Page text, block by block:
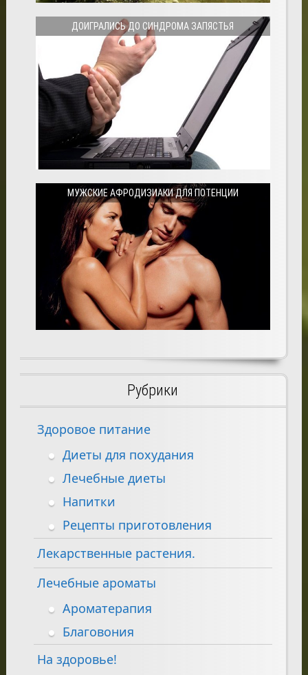
ДОИГРАЛИСЬ ДО СИНДРОМА ЗАПЯСТЬЯ
МУЖСКИЕ АФРОДИЗИАКИ ДЛЯ ПОТЕНЦИИ
Рубрики
Здоровое питание
Диеты для похудания
Лечебные диеты
Напитки
Рецепты приготовления
Лекарственные растения.
Лечебные ароматы
Ароматерапия
Благовония
На здоровье!